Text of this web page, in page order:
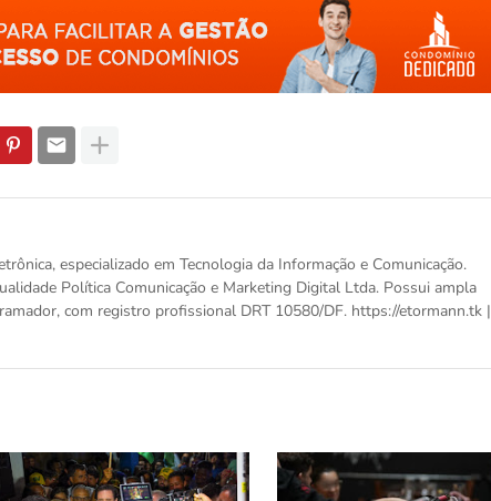
especializado em Tecnologia da Informação e Comunicação.
Política Comunicação e Marketing Digital Ltda. Possui ampla
com registro profissional DRT 10580/DF. https://etormann.tk |